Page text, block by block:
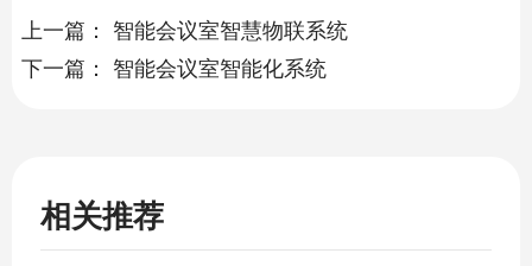
上一篇： 智能会议室智慧物联系统
下一篇： 智能会议室智能化系统
相关推荐